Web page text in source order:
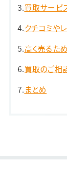
買取サービ
クチコミや
高く売るた
買取のご相
まとめ